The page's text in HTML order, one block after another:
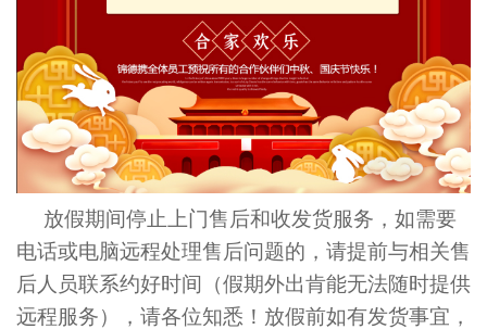
放假期间停止上门售后和收发货服务，如需要
电话或电脑远程处理售后问题的，请提前与相关售
后人员联系约好时间（假期外出肯能无法随时提供
远程服务），请各位知悉！ 放假前如有发货事宜，